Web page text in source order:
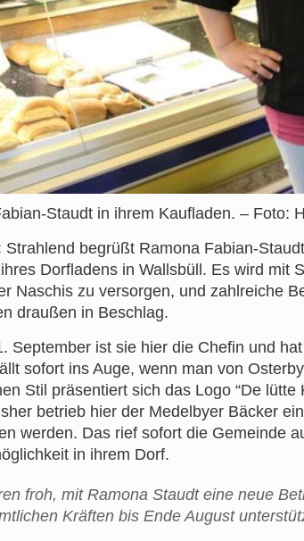
Staudt in ihrem Kaufladen. – Foto:
Strahlend begrüßt Ramona Fabian-
Dorfladens in Wallsbüll. Es wird mit
Naschis zu versorgen, und zahlreiche
draußen in Beschlag.
September ist sie hier die Chefin und
sofort ins Auge, wenn man von
Stil präsentiert sich das Logo “De
betrieb hier der Medelbyer Bäcker
werden. Das rief sofort die Gemeinde
in ihrem Dorf.
froh, mit Ramona Staudt eine neue
Kräften bis Ende August